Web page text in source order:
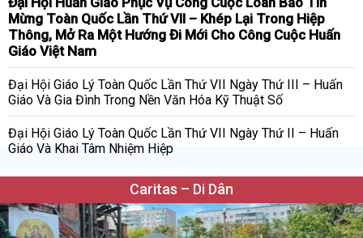
Mừng Toàn Quốc Lần Thứ VII – Khép Lại Trong Hiệp
Thông, Mở Ra Một Hướng Đi Mới Cho Công Cuộc Huấn
Giáo Việt Nam
Đại Hội Giáo Lý Toàn Quốc Lần Thứ VII Ngày Thứ III – Huấn
Giáo Và Gia Đình Trong Nền Văn Hóa Kỹ Thuật Số
Đại Hội Giáo Lý Toàn Quốc Lần Thứ VII Ngày Thứ II – Huấn
Giáo Và Khai Tâm Nhiệm Hiệp
Caritas – Di Dân